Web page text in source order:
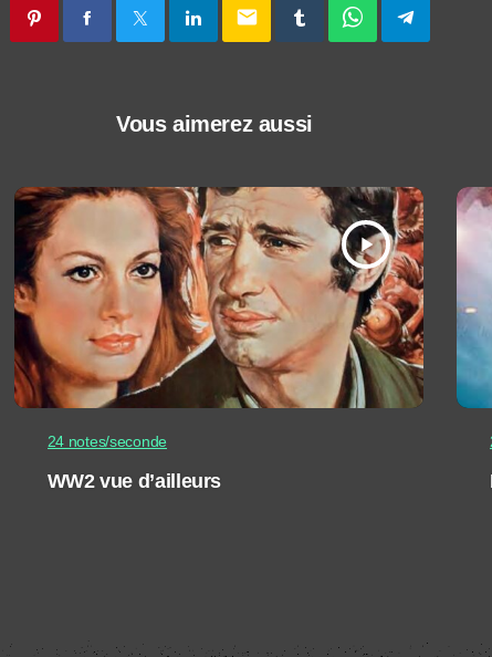
email
Vous aimerez aussi
play_arrow
24 notes/seconde
WW2 vue d’ailleurs